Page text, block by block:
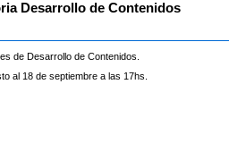
Desarrollo de Contenidos
de Desarrollo de Contenidos.
al 18 de septiembre a las 17hs.